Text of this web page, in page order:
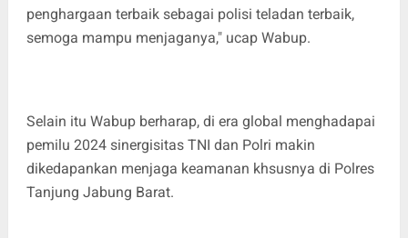
penghargaan terbaik sebagai polisi teladan terbaik,
semoga mampu menjaganya," ucap Wabup.
Selain itu Wabup berharap, di era global menghadapai
pemilu 2024 sinergisitas TNI dan Polri makin
dikedapankan menjaga keamanan khsusnya di Polres
Tanjung Jabung Barat.